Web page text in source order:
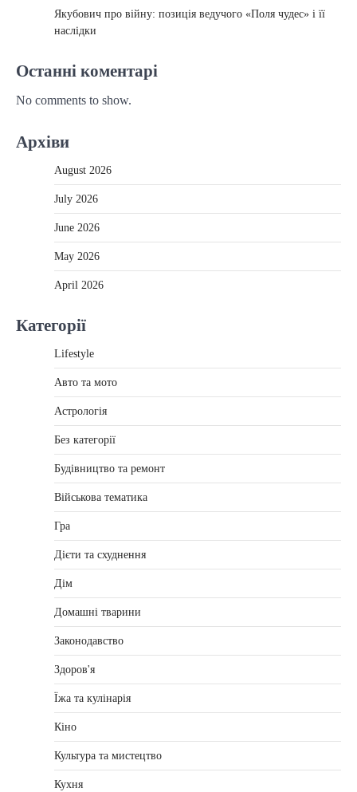
Якубович про війну: позиція ведучого «Поля чудес» і її
наслідки
Останні коментарі
No comments to show.
Архіви
August 2026
July 2026
June 2026
May 2026
April 2026
Категорії
Lifestyle
Авто та мото
Астрологія
Без категорії
Будівництво та ремонт
Військова тематика
Гра
Дієти та схуднення
Дім
Домашні тварини
Законодавство
Здоров'я
Їжа та кулінарія
Кіно
Культура та мистецтво
Кухня